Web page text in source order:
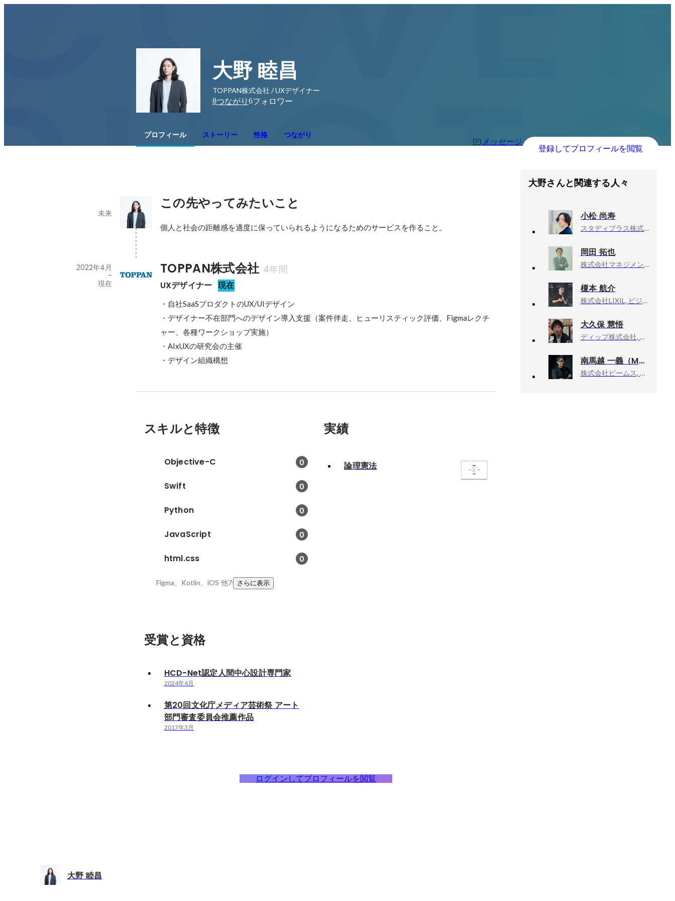
大野 睦昌
TOPPAN株式会社 / UXデザイナー
8つながり 6フォロワー
プロフィール ストーリー 性格 つながり
メッセージ
登録してプロフィールを閲覧
この先やってみたいこと
未来
個人と社会の距離感を適度に保っていられるようになるためのサービスを作ること。
TOPPAN株式会社 4年間
UXデザイナー 現在
2022年4月
-
現在
・自社SaaSプロダクトのUX/UIデザイン
・デザイナー不在部門へのデザイン導入支援（案件伴走、ヒューリスティック評価、Figmaレクチ
ャー、各種ワークショップ実施）
・AIxUXの研究会の主催
・デザイン組織構想
スキルと特徴
Objective-C 0
Swift 0
Python 0
JavaScript 0
html.css 0
Figma、Kotlin、iOS 他7件さらに表示
実績
論理憲法
受賞と資格
HCD-Net認定人間中心設計専門家
2024年4月
第20回文化庁メディア芸術祭 アート
部門審査委員会推薦作品
2017年3月
ログインしてプロフィールを閲覧
大野さんと関連する人々
小松 尚寿
スタディプラス株式会社, デザイナー
岡田 拓也
株式会社マネジメントソリューションズ（英名：Management Solutions co.,ltd.）
榎本 航介
株式会社LIXIL, ビジネスイノベーション部
大久保 慧悟
ディップ株式会社, データサイエンティスト
南馬越 一義（MAGO）
株式会社ビームス, ディレクターズルーム エグゼクティブディレクター
大野 睦昌